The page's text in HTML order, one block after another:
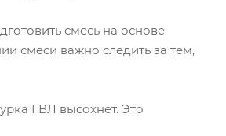
смесь на основе
смеси важно следить за тем,
ГВЛ высохнет. Это